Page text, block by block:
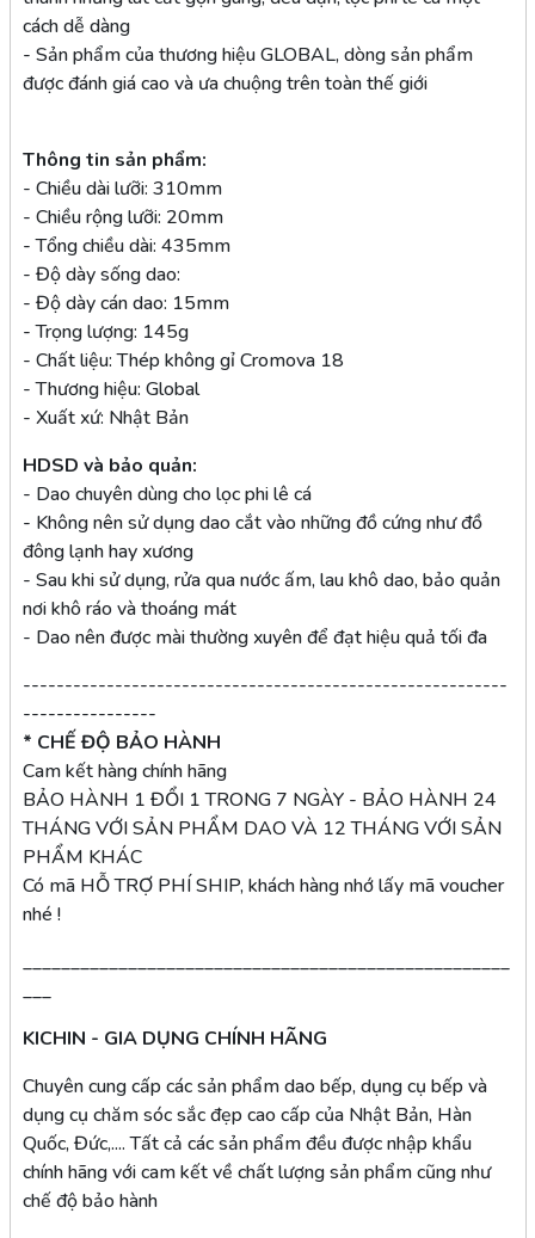
cách dễ dàng
- Sản phẩm của thương hiệu GLOBAL, dòng sản phẩm
được đánh giá cao và ưa chuộng trên toàn thế giới
Thông tin sản phẩm:
- Chiều dài lưỡi: 310mm
- Chiều rộng lưỡi: 20mm
- Tổng chiều dài: 435mm
- Độ dày sống dao:
- Độ dày cán dao: 15mm
- Trọng lượng: 145g
- Chất liệu: Thép không gỉ Cromova 18
- Thương hiệu: Global
- Xuất xứ: Nhật Bản
HDSD và bảo quản:
- Dao chuyên dùng cho lọc phi lê cá
- Không nên sử dụng dao cắt vào những đồ cứng như đồ
đông lạnh hay xương
- Sau khi sử dụng, rửa qua nước ấm, lau khô dao, bảo quản
nơi khô ráo và thoáng mát
- Dao nên được mài thường xuyên để đạt hiệu quả tối đa
----------------------------------------------------------
----------------
* CHẾ ĐỘ BẢO HÀNH
Cam kết hàng chính hãng
BẢO HÀNH 1 ĐỔI 1 TRONG 7 NGÀY - BẢO HÀNH 24
THÁNG VỚI SẢN PHẨM DAO VÀ 12 THÁNG VỚI SẢN
PHẨM KHÁC
Có mã HỖ TRỢ PHÍ SHIP, khách hàng nhớ lấy mã voucher
nhé !
___________________________________________________
___
KICHIN - GIA DỤNG CHÍNH HÃNG
Chuyên cung cấp các sản phẩm dao bếp, dụng cụ bếp và
dụng cụ chăm sóc sắc đẹp cao cấp của Nhật Bản, Hàn
Quốc, Đức,.... Tất cả các sản phẩm đều được nhập khẩu
chính hãng với cam kết về chất lượng sản phẩm cũng như
chế độ bảo hành